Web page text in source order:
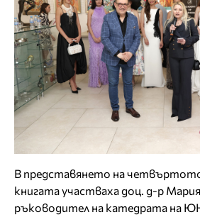
В представянето на
книгата участваха доц. д-р
ръководител на катедрата на